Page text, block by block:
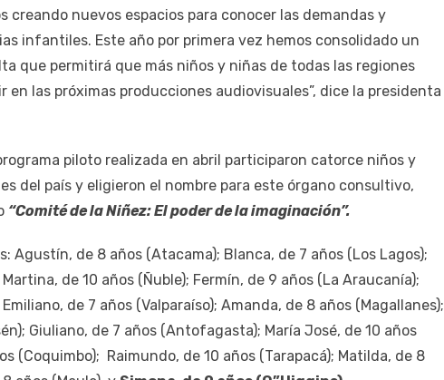
creando nuevos espacios para conocer las demandas y
infantiles. Este año por primera vez hemos consolidado un
que permitirá que más niños y niñas de todas las regiones
en las próximas producciones audiovisuales”, dice la presidenta
piloto realizada en abril participaron catorce niños y
del país y eligieron el nombre para este órgano consultivo,
“Comité de la Niñez: El poder de la imaginación”.
Agustín, de 8 años (Atacama); Blanca, de 7 años (Los Lagos);
de 10 años (Ñuble); Fermín, de 9 años (La Araucanía);
de 7 años (Valparaíso); Amanda, de 8 años (Magallanes);
Giuliano, de 7 años (Antofagasta); María José, de 10 años
(Coquimbo); Raimundo, de 10 años (Tarapacá); Matilda, de 8